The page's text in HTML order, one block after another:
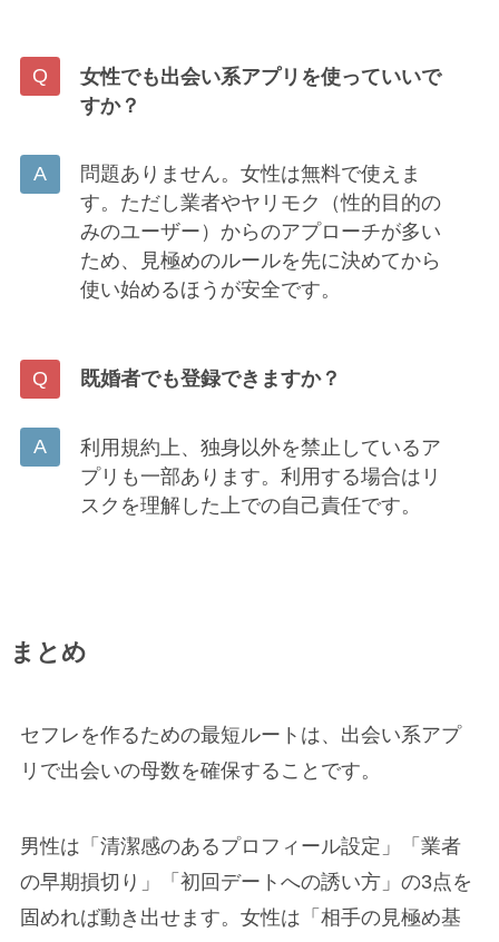
女性でも出会い系アプリを使っていいで
すか？
問題ありません。女性は無料で使えま
す。ただし業者やヤリモク（性的目的の
みのユーザー）からのアプローチが多い
ため、見極めのルールを先に決めてから
使い始めるほうが安全です。
既婚者でも登録できますか？
利用規約上、独身以外を禁止しているア
プリも一部あります。利用する場合はリ
スクを理解した上での自己責任です。
まとめ
セフレを作るための最短ルートは、出会い系アプ
リで出会いの母数を確保することです。
男性は「清潔感のあるプロフィール設定」「業者
の早期損切り」「初回デートへの誘い方」の3点を
固めれば動き出せます。女性は「相手の見極め基